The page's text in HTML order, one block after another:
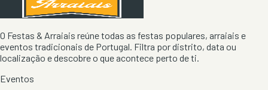
O Festas & Arraiais reúne todas as festas populares, arraiais e
eventos tradicionais de Portugal. Filtra por distrito, data ou
localização e descobre o que acontece perto de ti.
Eventos